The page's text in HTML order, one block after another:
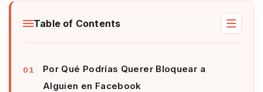
Table of Contents
Por Qué Podrías Querer Bloquear a
Alguien en Facebook